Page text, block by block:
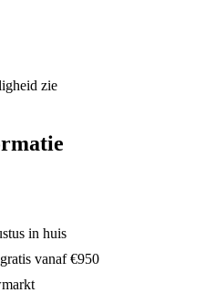
zie
in huis
vanaf €950